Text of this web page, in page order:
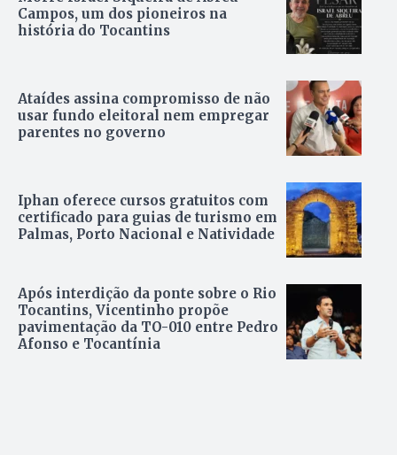
Campos, um dos pioneiros na
história do Tocantins
Ataídes assina compromisso de não
usar fundo eleitoral nem empregar
parentes no governo
Iphan oferece cursos gratuitos com
certificado para guias de turismo em
Palmas, Porto Nacional e Natividade
Após interdição da ponte sobre o Rio
Tocantins, Vicentinho propõe
pavimentação da TO-010 entre Pedro
Afonso e Tocantínia